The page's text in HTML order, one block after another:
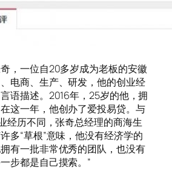
，一位自20多岁成为老板的安徽
电商、生产、研发，他的创业经
语描述。2016年，25岁的他，拥
这一年，他创办了爱投易贷。与
经历不同，张奇总经理的商海生
多“草根”意味，他没有经济学的
有一批非常优秀的团队，也没有
步都是自己摸索。”